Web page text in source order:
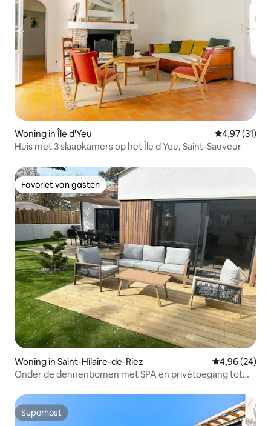
Woning in Île d'Yeu Gemiddelde
4,97 (31)
Huis met 3 slaapkamers op het Île d'Yeu, Saint-Sauveur
Favoriet van gasten
Favoriet van gasten
Woning in Saint-Hilaire-de-Riez Gemiddelde
4,96 (24)
Onder de dennenbomen met SPA en privétoegang tot
Superhost
Superhost